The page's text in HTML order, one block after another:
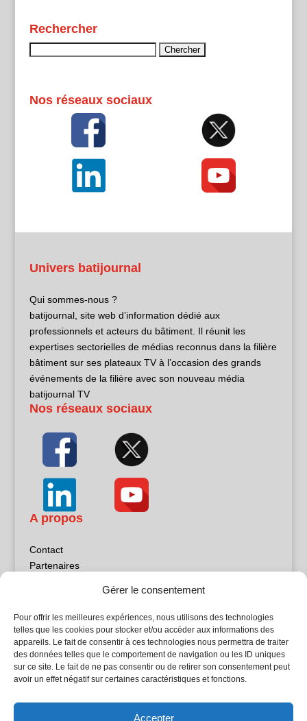
Gérer le consentement
Pour offrir les meilleures expériences, nous utilisons des technologies
telles que les cookies pour stocker et/ou accéder aux informations des
appareils. Le fait de consentir à ces technologies nous permettra de traiter
des données telles que le comportement de navigation ou les ID uniques
sur ce site. Le fait de ne pas consentir ou de retirer son consentement peut
avoir un effet négatif sur certaines caractéristiques et fonctions.
Accepter
Rechercher
Nos réseaux sociaux
Univers batijournal
Qui sommes-nous ?
batijournal, site web d’information dédié aux
professionnels et acteurs du bâtiment. Il réunit les
expertises sectorielles de médias reconnus dans la filière
bâtiment sur ses plateaux TV à l’occasion des grands
événements de la filière avec son nouveau média
batijournal TV
Nos réseaux sociaux
A propos
Contact
Partenaires
Politique de confidentialité
Sites partenaires
5Façades
Atrium Patrimoine
L'Atelier Bois